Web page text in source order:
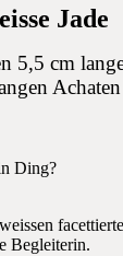
Jade
5,5 cm
Achaten
Ding?
Begleiterin.